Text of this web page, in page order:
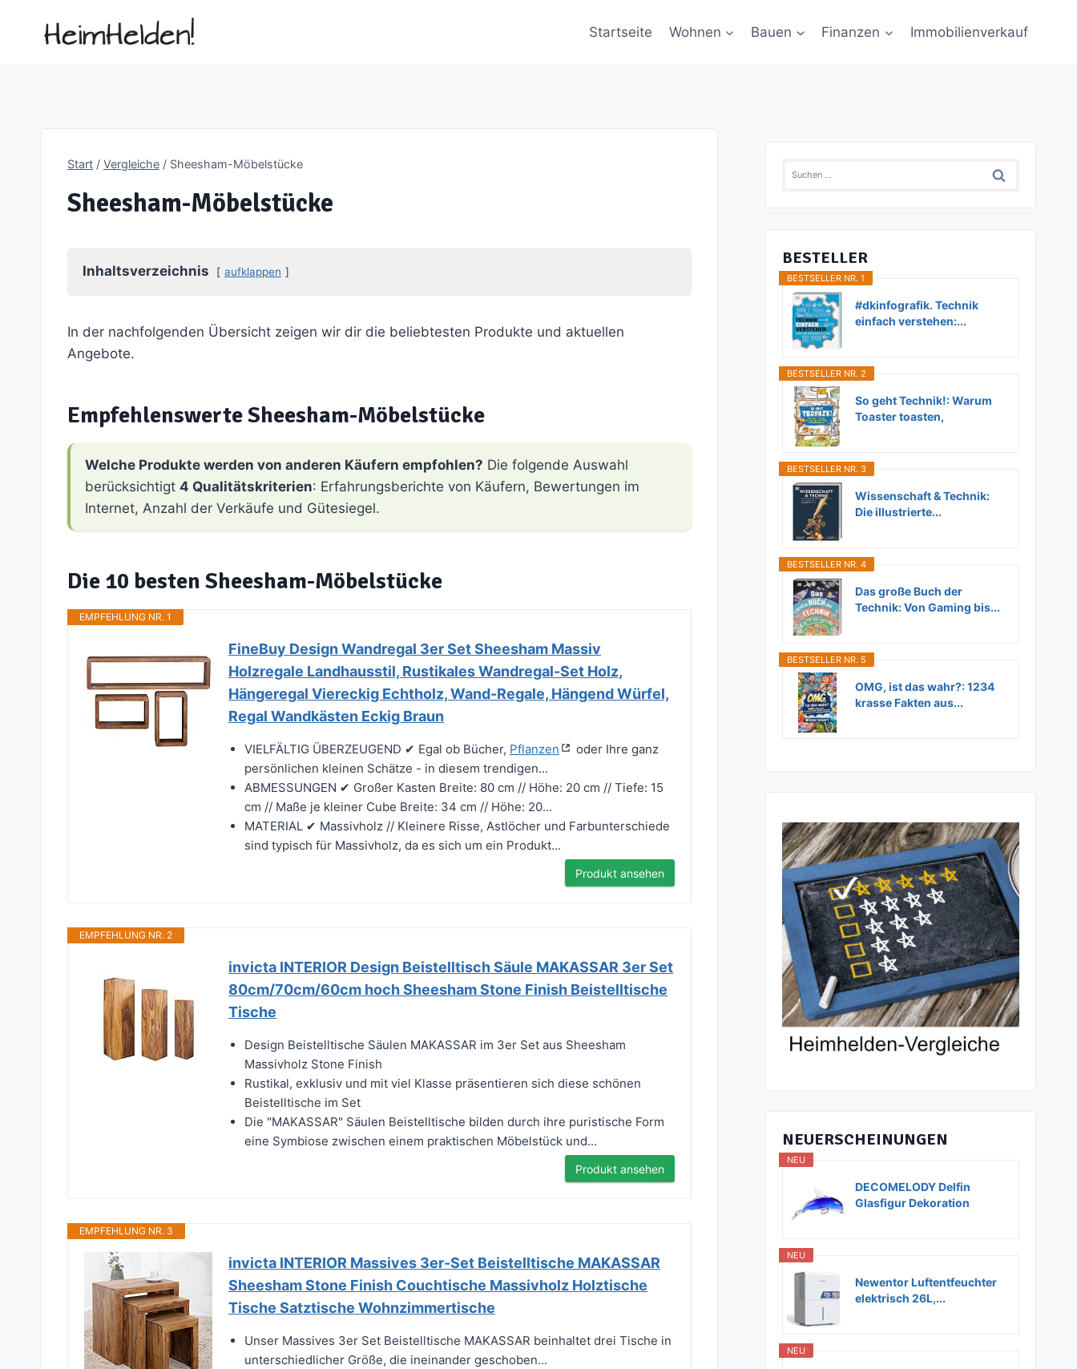
Startseite Wohnen Bauen Finanzen Immobilienverkauf
Start / Vergleiche / Sheesham-Möbelstücke
Sheesham-Möbelstücke
Inhaltsverzeichnis aufklappen
In der nachfolgenden Übersicht zeigen wir dir die beliebtesten Produkte und aktuellen
Angebote.
Empfehlenswerte Sheesham-Möbelstücke
Welche Produkte werden von anderen Käufern empfohlen? Die folgende Auswahl
berücksichtigt 4 Qualitätskriterien: Erfahrungsberichte von Käufern, Bewertungen im
Internet, Anzahl der Verkäufe und Gütesiegel.
Die 10 besten Sheesham-Möbelstücke
EMPFEHLUNG NR. 1
FineBuy Design Wandregal 3er Set Sheesham Massiv
Holzregale Landhausstil, Rustikales Wandregal-Set Holz,
Hängeregal Viereckig Echtholz, Wand-Regale, Hängend Würfel,
Regal Wandkästen Eckig Braun
VIELFÄLTIG ÜBERZEUGEND ✔ Egal ob Bücher, Pflanzen
oder Ihre ganz
persönlichen kleinen Schätze - in diesem trendigen...
ABMESSUNGEN ✔ Großer Kasten Breite: 80 cm // Höhe: 20 cm // Tiefe: 15
cm // Maße je kleiner Cube Breite: 34 cm // Höhe: 20...
MATERIAL ✔ Massivholz // Kleinere Risse, Astlöcher und Farbunterschiede
sind typisch für Massivholz, da es sich um ein Produkt...
Produkt ansehen
EMPFEHLUNG NR. 2
invicta INTERIOR Design Beistelltisch Säule MAKASSAR 3er Set
80cm/70cm/60cm hoch Sheesham Stone Finish Beistelltische
Tische
Design Beistelltische Säulen MAKASSAR im 3er Set aus Sheesham
Massivholz Stone Finish
Rustikal, exklusiv und mit viel Klasse präsentieren sich diese schönen
Beistelltische im Set
Die "MAKASSAR" Säulen Beistelltische bilden durch ihre puristische Form
eine Symbiose zwischen einem praktischen Möbelstück und...
Produkt ansehen
EMPFEHLUNG NR. 3
invicta INTERIOR Massives 3er-Set Beistelltische MAKASSAR
Sheesham Stone Finish Couchtische Massivholz Holztische
Tische Satztische Wohnzimmertische
Unser Massives 3er Set Beistelltische MAKASSAR beinhaltet drei Tische in
unterschiedlicher Größe, die ineinander geschoben...
Suchen
BESTELLER
BESTSELLER NR. 1
#dkinfografik. Technik
einfach verstehen:...
BESTSELLER NR. 2
So geht Technik!: Warum
Toaster toasten,
BESTSELLER NR. 3
Wissenschaft & Technik:
Die illustrierte...
BESTSELLER NR. 4
Das große Buch der
Technik: Von Gaming bis...
BESTSELLER NR. 5
OMG, ist das wahr?: 1234
krasse Fakten aus...
NEUERSCHEINUNGEN
NEU
DECOMELODY Delfin
Glasfigur Dekoration
NEU
Newentor Luftentfeuchter
elektrisch 26L,...
NEU